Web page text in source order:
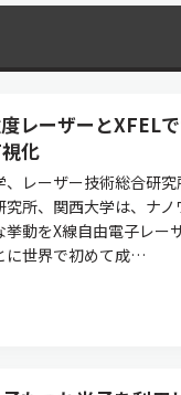
レーザーとXFEL
化
レーザー技術総合研
所、関西大学は、ナ
動をX線自由電子レー
に世界で初めて成…